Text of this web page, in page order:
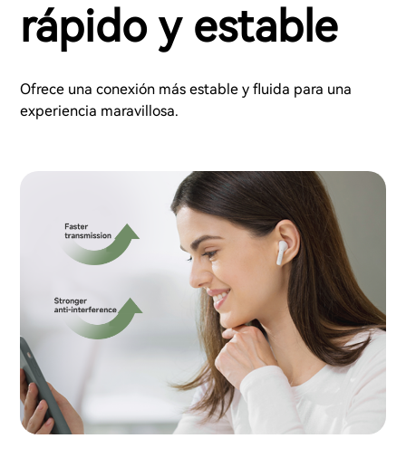
rápido y estable
Ofrece una conexión más estable y fluida para una
experiencia maravillosa.